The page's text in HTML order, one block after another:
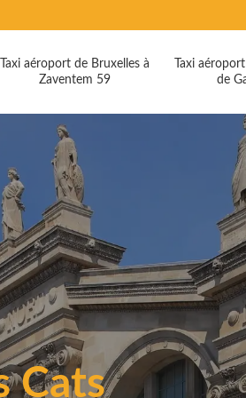
Taxi aéroport de Bruxelles à
Zaventem 59
Taxi
de
Cats